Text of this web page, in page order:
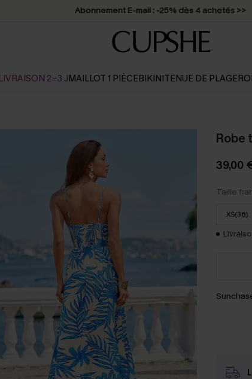
* Livraison éclair 2-3 jours ouvrés >>
2-3 JMAILLOT 1 PIÈCEBIKINITENUE DE PLAGE
Robe
39,00
Taille
XS(36)